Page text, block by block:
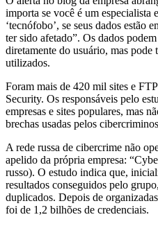
importa se você é um especialista
‘tecnófobo’, se seus dados estão
ter sido afetado”. Os dados
diretamente do usuário, mas pode
utilizados.
Foram mais de 420 mil sites e
Security. Os responsáveis pelo
empresas e sites populares, mas
brechas usadas pelos
A rede russa de cibercrime não
apelido da própria empresa:
russo). O estudo indica que,
resultados conseguidos pelo
duplicados. Depois de
foi de 1,2 bilhões de credenciais.